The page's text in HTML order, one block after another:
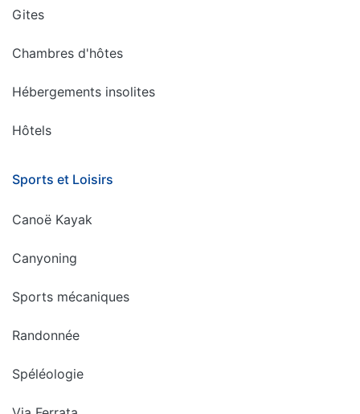
Gites
Chambres d'hôtes
Hébergements insolites
Hôtels
Sports et Loisirs
Canoë Kayak
Canyoning
Sports mécaniques
Randonnée
Spéléologie